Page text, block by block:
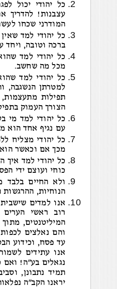
כל יהודי יכול
עצבנות! להדריך
המודרני שכחו
כל יהודי למד
ברכה וטובה,
כל יהודי למד
מכל מה שחשב.
כל יהודי למד
למטרתן הנשגבה,
תפילות מתעצמות,
הצורך העמוק
כל יהודי למד מי
עם נגיף אחד הוא
כל יהודי מצליח
מכך אם וכאשר הוא
כל יהודי למד איך
כוחי ועוצם ידי
ולא החיים
הנוחיות, ההרגשות
אנו למדים
רוב ראשי
המיליטנטים,
והם נאלצים
עד פסח, וכידוע
אנו עתידים
נגאלים בע"ה! ואם
תמיד נתבונן,
יראנו הקב"ה